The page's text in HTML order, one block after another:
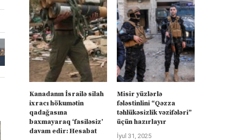
Kanadanın İsrailə silah
ixracı hökumətin
qadağasına
baxmayaraq ‘fasiləsiz’
davam edir: Hesabat
Misir yüzlərlə
fələstinlini “Qəzza
təhlükəsizlik vəzifələri”
üçün hazırlayır
İyul 31, 2025